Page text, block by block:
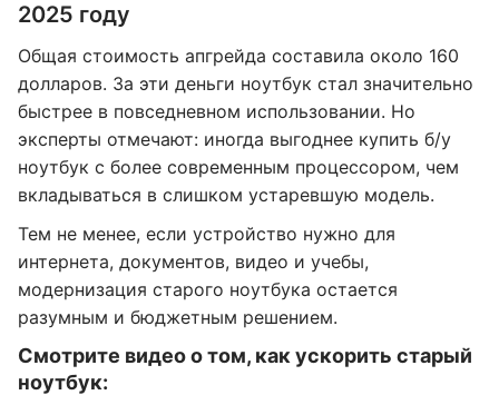
2025 году
Общая стоимость апгрейда составила около 160
долларов. За эти деньги ноутбук стал значительно
быстрее в повседневном использовании. Но
эксперты отмечают: иногда выгоднее купить б/у
ноутбук с более современным процессором, чем
вкладываться в слишком устаревшую модель.
Тем не менее, если устройство нужно для
интернета, документов, видео и учебы,
модернизация старого ноутбука остается
разумным и бюджетным решением.
Смотрите видео о том, как ускорить старый
ноутбук: